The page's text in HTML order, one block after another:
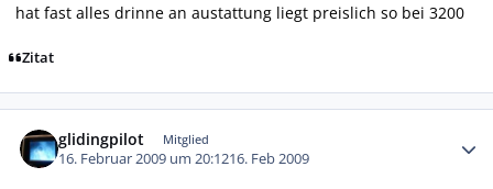
hat fast alles drinne an austattung liegt preislich so bei 3200
Zitat
glidingpilot Mitglied
16. Februar 2009 um 20:1216. Feb 2009